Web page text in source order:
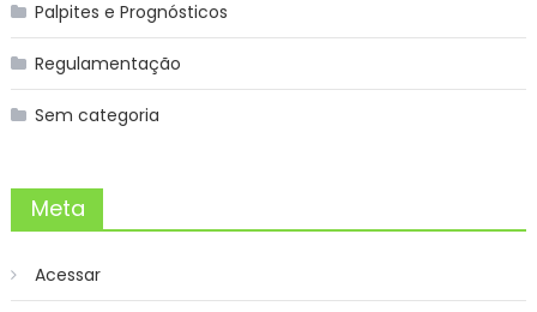
Palpites e Prognósticos
Regulamentação
Sem categoria
Meta
Acessar